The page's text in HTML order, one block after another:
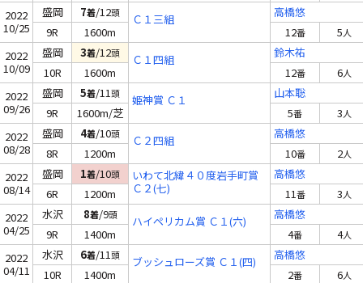
2022
10/25
盛岡 7着/12頭 Ｃ１三組
高橋悠
9R
1600m 12番 5人
2022
10/09
盛岡 3着/12頭 Ｃ１四組
鈴木祐
10R
1600m 12番 6人
2022
09/26
盛岡 5着/11頭 姫神賞 Ｃ１
山本聡
9R
1600m/芝 5番 3人
2022
08/28
盛岡 4着/10頭 Ｃ２四組
高橋悠
8R
1200m 10番 2人
2022
08/14
盛岡 1着/10頭
いわて北緯４０度岩手町賞
Ｃ２(七)
高橋悠
6R
1200m 11番 3人
2022
04/25
水沢 8着/9頭 ハイペリカム賞 Ｃ１(六)
高橋悠
9R
1400m 4番 4人
2022
04/11
水沢 6着/11頭 ブッシュローズ賞 Ｃ１(四)
高橋悠
10R
1400m 2番 6人